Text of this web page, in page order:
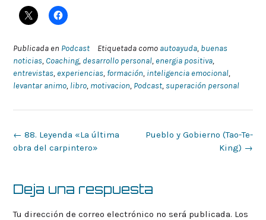
Publicada en Podcast Etiquetada como autoayuda, buenas
noticias, Coaching, desarrollo personal, energia positiva,
entrevistas, experiencias, formación, inteligencia emocional,
levantar animo, libro, motivacion, Podcast, superación personal
Navegación
de
Pueblo y Gobierno (Tao-Te-
King) →
← 88. Leyenda «La última
obra del carpintero»
Deja una respuesta
Tu dirección de correo electrónico no será publicada. Los